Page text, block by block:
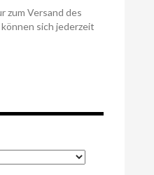
zum Versand des
sich jederzeit